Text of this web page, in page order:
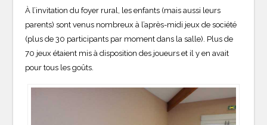
À l’invitation du foyer rural, les enfants (mais aussi leurs
parents) sont venus nombreux à l’après-midi jeux de société
(plus de 30 participants par moment dans la salle). Plus de
70 jeux étaient mis à disposition des joueurs et il y en avait
pour tous les goûts.